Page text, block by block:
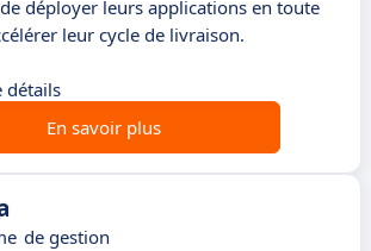
déployer leurs applications en toute
leur cycle de livraison.
détails
En savoir plus
de gestion